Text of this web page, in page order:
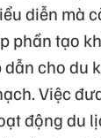
diễn mà
phần tạo
cho du
Việc
động du